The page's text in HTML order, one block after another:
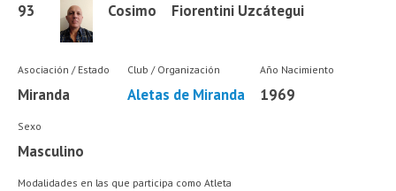
93 Cosimo Fiorentini Uzcátegui
Asociación / Estado
Miranda
Club / Organización
Aletas de Miranda
Año Nacimiento
1969
Sexo
Masculino
Modalidades en las que participa como Atleta